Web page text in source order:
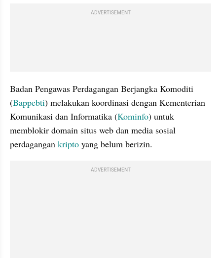
ADVERTISEMENT
Badan Pengawas Perdagangan Berjangka Komoditi
(Bappebti) melakukan koordinasi dengan Kementerian
Komunikasi dan Informatika (Kominfo) untuk
memblokir domain situs web dan media sosial
perdagangan kripto yang belum berizin.
ADVERTISEMENT